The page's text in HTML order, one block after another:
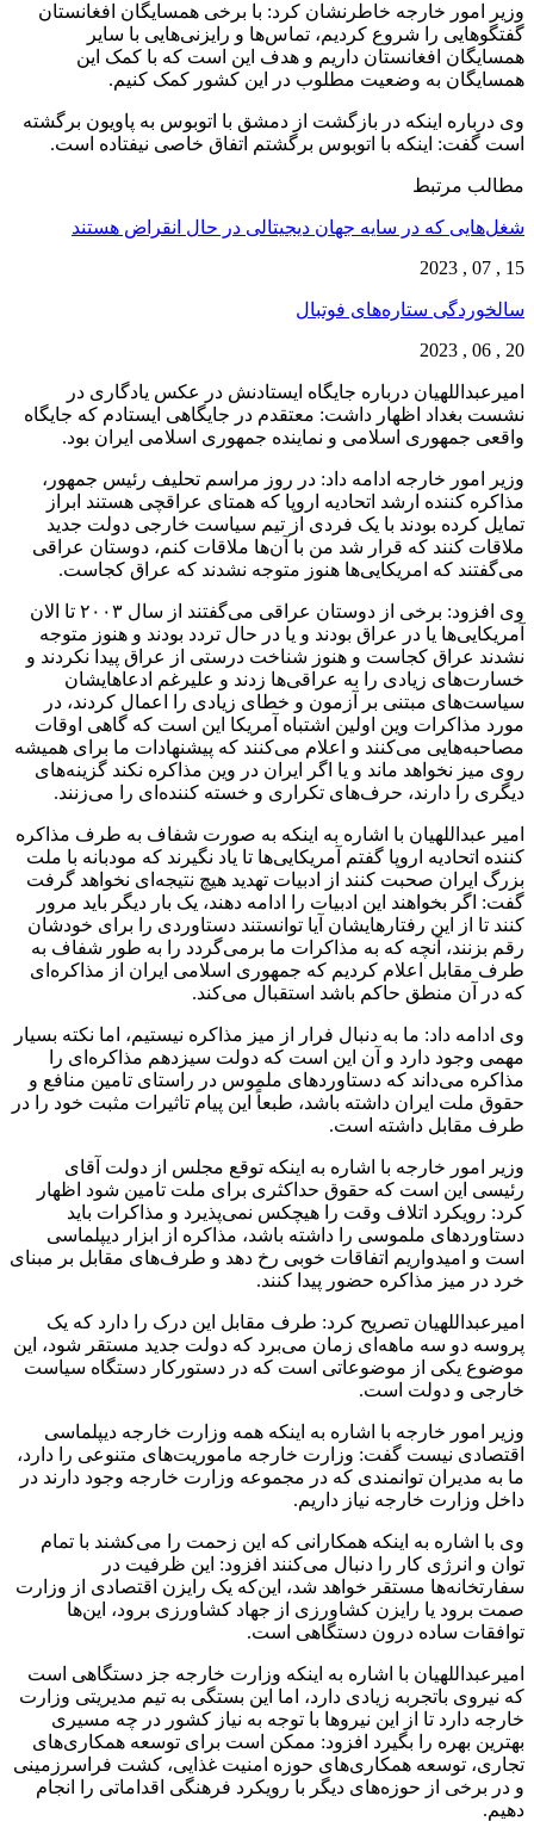
وزیر امور خارجه خاطرنشان کرد: با برخی همسایگان افغانستان
گفتگوهایی را شروع کردیم، تماس‌ها و رایزنی‌هایی با سایر
همسایگان افغانستان داریم و هدف این است که با کمک این
همسایگان به وضعیت مطلوب در این کشور کمک کنیم.
وی درباره اینکه در بازگشت از دمشق با اتوبوس به پاویون برگشته
است گفت: اینکه با اتوبوس برگشتم اتفاق خاصی نیفتاده است.
مطالب مرتبط
شغل‌‌هایی که در سایه جهان دیجیتالی در حال انقراض هستند
15 , 07 , 2023
سالخوردگی ستاره‌های فوتبال
20 , 06 , 2023
امیرعبداللهیان درباره جایگاه ایستادنش در عکس یادگاری در
نشست بغداد اظهار داشت: معتقدم در جایگاهی ایستادم که جایگاه
واقعی جمهوری اسلامی و نماینده جمهوری اسلامی ایران بود.
وزیر امور خارجه ادامه داد: در روز مراسم تحلیف رئیس جمهور،
مذاکره کننده ارشد اتحادیه اروپا که همتای عراقچی هستند ابراز
تمایل کرده بودند با یک فردی از تیم سیاست خارجی دولت جدید
ملاقات کنند که قرار شد من با آن‌ها ملاقات کنم، دوستان عراقی
می‌گفتند که امریکایی‌ها هنوز متوجه نشدند که عراق کجاست.
وی افزود: برخی از دوستان عراقی می‌گفتند از سال ۲۰۰۳ تا الان
آمریکایی‌ها یا در عراق بودند و یا در حال تردد بودند و هنوز متوجه
نشدند عراق کجاست و هنوز شناخت درستی از عراق پیدا نکردند و
خسارت‌های زیادی را به عراقی‌ها زدند و علیرغم ادعاهایشان
سیاست‌های مبتنی بر آزمون و خطای زیادی را اعمال کردند، در
مورد مذاکرات وین اولین اشتباه آمریکا این است که گاهی اوقات
مصاحبه‌هایی می‌کنند و اعلام می‌کنند که پیشنهادات ما برای همیشه
روی میز نخواهد ماند و یا اگر ایران در وین مذاکره نکند گزینه‌های
دیگری را دارند، حرف‌های تکراری و خسته کننده‌ای را می‌زنند.
امیر عبداللهیان با اشاره به اینکه به صورت شفاف به طرف مذاکره
کننده اتحادیه اروپا گفتم آمریکایی‌ها تا یاد نگیرند که مودبانه با ملت
بزرگ ایران صحبت کنند از ادبیات تهدید هیچ نتیجه‌ای نخواهد گرفت
گفت: اگر بخواهند این ادبیات را ادامه دهند، یک بار دیگر باید مرور
کنند تا از این رفتارهایشان آیا توانستند دستاوردی را برای خودشان
رقم بزنند، آنچه که به مذاکرات ما برمی‌گردد را به طور شفاف به
طرف مقابل اعلام کردیم که جمهوری اسلامی ایران از مذاکره‌ای
که در آن منطق حاکم باشد استقبال می‌کند.
وی ادامه داد: ما به دنبال فرار از میز مذاکره نیستیم، اما نکته بسیار
مهمی وجود دارد و آن این است که دولت سیزدهم مذاکره‌ای را
مذاکره می‌داند که دستاوردهای ملموس در راستای تامین منافع و
حقوق ملت ایران داشته باشد، طبعاً این پیام تاثیرات مثبت خود را در
طرف مقابل داشته است.
وزیر امور خارجه با اشاره به اینکه توقع مجلس از دولت آقای
رئیسی این است که حقوق حداکثری برای ملت تامین شود اظهار
کرد: رویکرد اتلاف وقت را هیچکس نمی‌پذیرد و مذاکرات باید
دستاوردهای ملموسی را داشته باشد، مذاکره از ابزار دیپلماسی
است و امیدواریم اتفاقات خوبی رخ دهد و طرف‌های مقابل بر مبنای
خرد در میز مذاکره حضور پیدا کنند.
امیرعبداللهیان تصریح کرد: طرف مقابل این درک را دارد که یک
پروسه دو سه ماهه‌ای زمان می‌برد که دولت جدید مستقر شود، این
موضوع یکی از موضوعاتی است که در دستورکار دستگاه سیاست
خارجی و دولت است.
وزیر امور خارجه با اشاره به اینکه همه وزارت خارجه دیپلماسی
اقتصادی نیست گفت: وزارت خارجه ماموریت‌های متنوعی را دارد،
ما به مدیران توانمندی که در مجموعه وزارت خارجه وجود دارند در
داخل وزارت خارجه نیاز داریم.
وی با اشاره به اینکه همکارانی که این زحمت را می‌کشند با تمام
توان و انرژی کار را دنبال می‌کنند افزود: این ظرفیت در
سفارتخانه‌ها مستقر خواهد شد، این‌که یک رایزن اقتصادی از وزارت
صمت برود یا رایزن کشاورزی از جهاد کشاورزی برود، این‌ها
توافقات ساده درون دستگاهی است.
امیرعبداللهیان با اشاره به اینکه وزارت خارجه جز دستگاهی است
که نیروی باتجربه زیادی دارد، اما این بستگی به تیم مدیریتی وزارت
خارجه دارد تا از این نیروها با توجه به نیاز کشور در چه مسیری
بهترین بهره را بگیرد افزود: ممکن است برای توسعه همکاری‌های
تجاری، توسعه همکاری‌های حوزه امنیت غذایی، کشت فراسرزمینی
و در برخی از حوزه‌های دیگر با رویکرد فرهنگی اقداماتی را انجام
دهیم.